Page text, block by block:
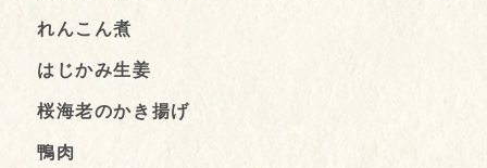
れんこん煮
はじかみ生姜
桜海老のかき揚げ
鴨肉